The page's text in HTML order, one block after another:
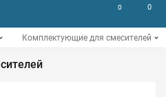
0 0
Комплектующие для смесителей